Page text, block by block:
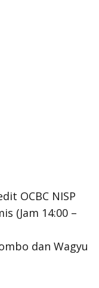
OCBC NISP
(Jam 14:00 –
dan Wagyu